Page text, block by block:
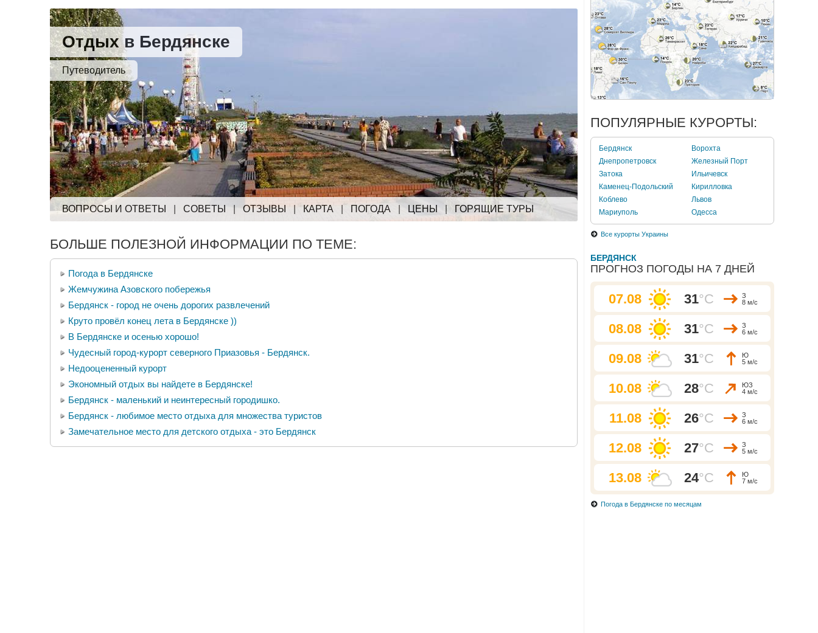
Отдых в Бердянске
Путеводитель
ВОПРОСЫ И ОТВЕТЫ СОВЕТЫ ОТЗЫВЫ | КАРТА ПОГОДА ЦЕНЫ ГОРЯЩИЕ ТУРЫ
БОЛЬШЕ ПОЛЕЗНОЙ ИНФОРМАЦИИ ПО ТЕМЕ:
Погода в Бердянске
Жемчужина Азовского побережья
Бердянск - город не очень дорогих развлечений
Круто провёл конец лета в Бердянске ))
В Бердянске и осенью хорошо!
Чудесный город-курорт северного Приазовья - Бердянск.
Недооцененный курорт
Экономный отдых вы найдете в Бердянске!
Бердянск - маленький и неинтересный городишко.
Бердянск - любимое место отдыха для множества туристов
Замечательное место для детского отдыха - это Бердянск
ПОПУЛЯРНЫЕ КУРОРТЫ:
Бердянск
Ворохта
Днепропетровск
Железный Порт
Затока
Ильичевск
Каменец-Подольский
Кирилловка
Коблево
Львов
Мариуполь
Одесса
Все курорты Украины
БЕРДЯНСК
ПРОГНОЗ ПОГОДЫ НА 7 ДНЕЙ
07.08 31°C
З
8 м/с
08.08 31°C
З
6 м/с
09.08 31°C
Ю
5 м/с
10.08 28°C
ЮЗ
4 м/с
11.08 26°C
З
6 м/с
12.08 27°C
З
5 м/с
13.08 24°C
Ю
7 м/с
Погода в Бердянске по месяцам